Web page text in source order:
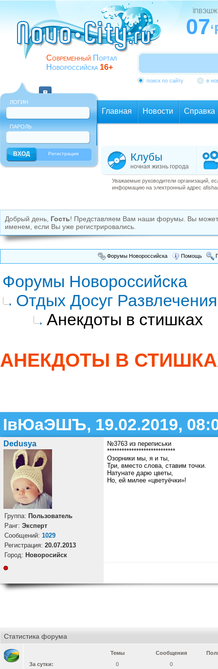
Современный Портал
Новороссийска 16+
07
поиск по сайту в
ЛОГИН
ПАРОЛЬ
Регистрация
Главная Новости Справка
Клубы
ночная жизнь города
Уважаемые руководители организаций,
информацию на электронный адрес
Добрый день, Гость! Представляем Вам наши форумы. Вы
именем, если Вы уже регистрировались.
Форумы Новороссийска Помощь
Форумы Новороссийска
Отдых Досуг Развлечения
Анекдоты в стишках
АНЕКДОТЫ В
ІвЮаЭШЪ, 19.02.2019,
Dedusya
Группа: Пользователь
Ранг: Эксперт
Cообщений: 1029
Регистрация: 20.07.2013
Город: Новоросийск
№3763 из переписьки
****************************
Озорники мы, я и ты,
Три, вместо слова, ставим точки.
Натунате дарю цветы,
Но, ей милее «цветуёчки»!
Статистика форума
Темы Сообщения
За сутки:
0
0